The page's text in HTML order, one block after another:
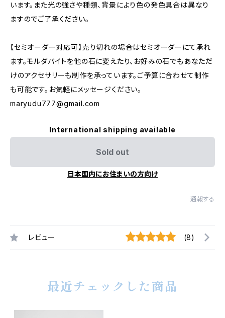
います。また光の強さや種類、背景により色の発色具合は異なり
ますのでご了承ください。
【セミオーダー対応可】売り切れの場合はセミオーダーにて承れ
ます。モルダバイトを他の石に変えたり、お好みの石でもあなただ
けのアクセサリーも制作を承っています。ご予算に合わせて制作
も可能です。お気軽にメッセージください。
maryudu777@gmail.com
International shipping available
Sold out
日本国内にお住まいの方向け
通報する
レビュー (8)
最近チェックした商品